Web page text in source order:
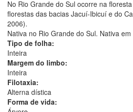
No Rio Grande do Sul ocorre na
florestas das bacias Jacuí-Ibicuí e do
2006).
Nativa no Rio Grande do Sul. Nativa
Tipo de folha:
Inteira
Margem do limbo:
Inteira
Filotaxia:
Alterna dística
Forma de vida: